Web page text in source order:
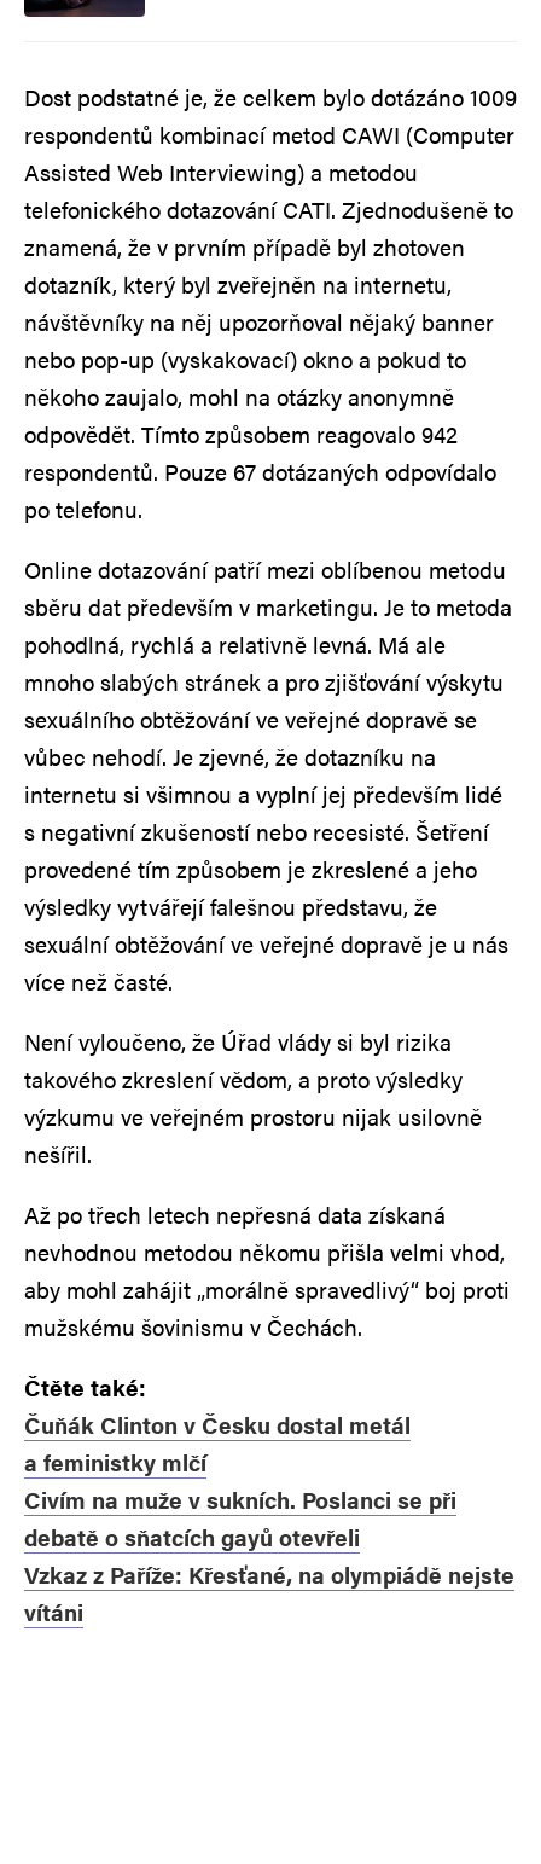
Dost podstatné je, že celkem bylo dotázáno 1009
respondentů kombinací metod CAWI (Computer
Assisted Web Interviewing) a metodou
telefonického dotazování CATI. Zjednodušeně to
znamená, že v prvním případě byl zhotoven
dotazník, který byl zveřejněn na internetu,
návštěvníky na něj upozorňoval nějaký banner
nebo pop-up (vyskakovací) okno a pokud to
někoho zaujalo, mohl na otázky anonymně
odpovědět. Tímto způsobem reagovalo 942
respondentů. Pouze 67 dotázaných odpovídalo
po telefonu.
Online dotazování patří mezi oblíbenou metodu
sběru dat především v marketingu. Je to metoda
pohodlná, rychlá a relativně levná. Má ale
mnoho slabých stránek a pro zjišťování výskytu
sexuálního obtěžování ve veřejné dopravě se
vůbec nehodí. Je zjevné, že dotazníku na
internetu si všimnou a vyplní jej především lidé
s negativní zkušeností nebo recesisté. Šetření
provedené tím způsobem je zkreslené a jeho
výsledky vytvářejí falešnou představu, že
sexuální obtěžování ve veřejné dopravě je u nás
více než časté.
Není vyloučeno, že Úřad vlády si byl rizika
takového zkreslení vědom, a proto výsledky
výzkumu ve veřejném prostoru nijak usilovně
nešířil.
Až po třech letech nepřesná data získaná
nevhodnou metodou někomu přišla velmi vhod,
aby mohl zahájit „morálně spravedlivý“ boj proti
mužskému šovinismu v Čechách.
Čtěte také:
Čuňák Clinton v Česku dostal metál
a feministky mlčí
Civím na muže v sukních. Poslanci se při
debatě o sňatcích gayů otevřeli
Vzkaz z Paříže: Křesťané, na olympiádě nejste
vítáni